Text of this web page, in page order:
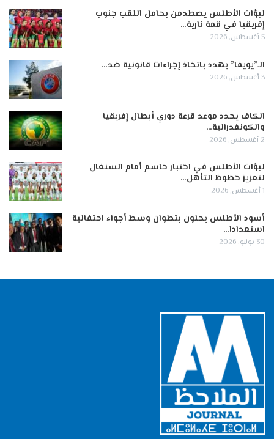
لبؤات الأطلس يصطدمن بحامل اللقب جنوب
إفريقيا في قمة نارية…
5 أغسطس, 2026
الـ”يويفا” يهدد باتخاذ إجراءات قانونية ضد…
3 أغسطس, 2026
الكاف يحدد موعد قرعة دوري أبطال إفريقيا
والكونفدرالية…
2 أغسطس, 2026
لبؤات الأطلس في اختبار حاسم أمام السنغال
لتعزيز حظوظ التأهل…
1 أغسطس, 2026
أسود الأطلس يحلون بتطوان وسط أجواء احتفالية
استعدادا…
30 يوليو, 2026